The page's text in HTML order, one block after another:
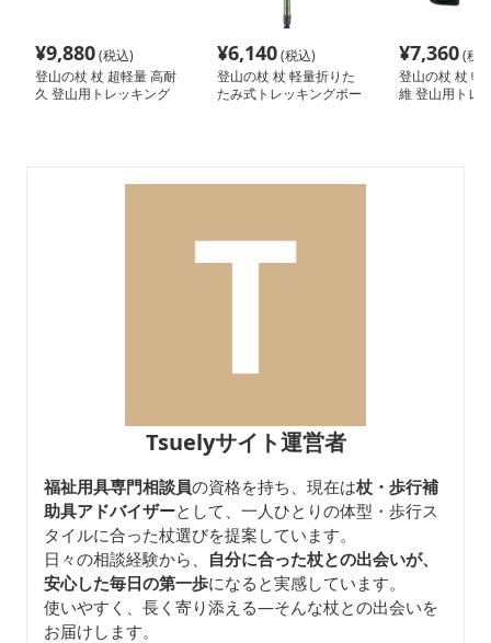
¥9,880(税込)
登山の杖 杖 超軽量 高耐
久 登山用トレッキング
¥6,140(税込)
登山の杖 杖 軽量折りた
たみ式トレッキングポー
¥7,360(税
登山の杖 杖 軽
維 登山用トレ
Tsuelyサイト運営者
福祉用具専門相談員の資格を持ち、現在は杖・歩行補
助具アドバイザーとして、一人ひとりの体型・歩行ス
タイルに合った杖選びを提案しています。
日々の相談経験から、 自分に合った杖との出会いが、
安心した毎日の第一歩になると実感しています。
使いやすく、長く寄り添える—そんな杖との出会いを
お届けします。